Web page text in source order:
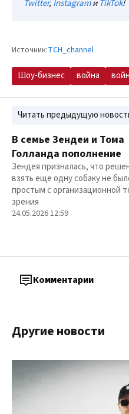
Twitter, InstagramиTikTok!
Источник:TCH_channel
Шоу-бизнес война
Читать предыдущую
В семье Зендеи и Тома
Голланда пополнение
Зендея призналась, что
взять еще одну собаку не
простым с организационной
зрения
24.05.2026 12:59
Комментарии
Другие новости